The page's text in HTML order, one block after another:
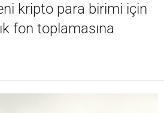
kripto para birimi için
fon toplamasına